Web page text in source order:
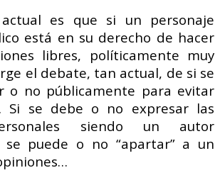
es que si un personaje
está en su derecho de hacer
libres, políticamente muy
el debate, tan actual, de si se
o no públicamente para evitar
Si se debe o no expresar las
siendo un autor
se puede o no “apartar” a un